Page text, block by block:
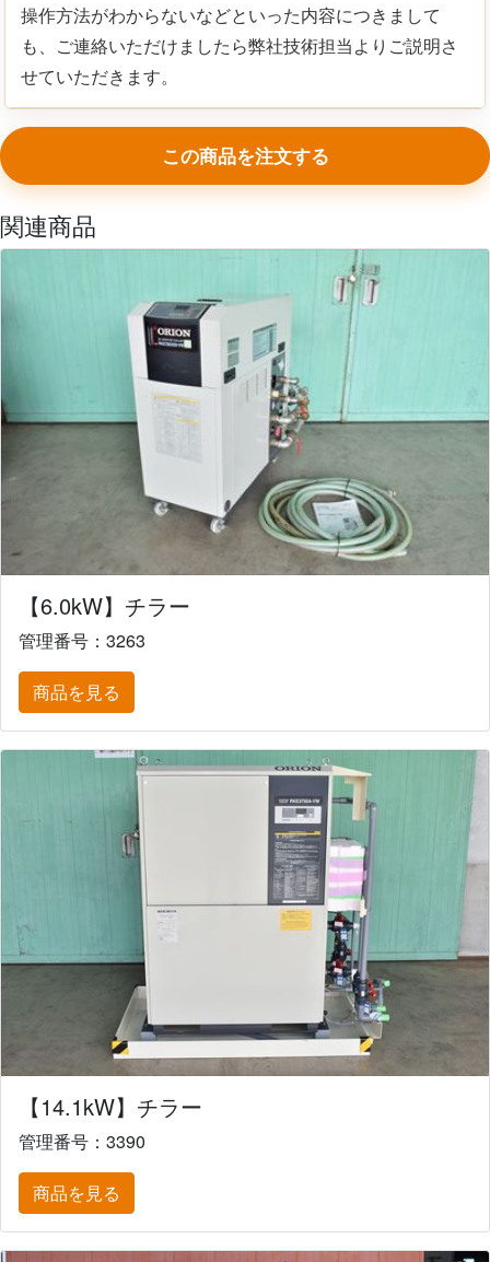
操作方法がわからないなどといった内容につきまして
も、ご連絡いただけましたら弊社技術担当よりご説明さ
せていただきます。
この商品を注文する
関連商品
【6.0kW】チラー
管理番号：3263
商品を見る
【14.1kW】チラー
管理番号：3390
商品を見る